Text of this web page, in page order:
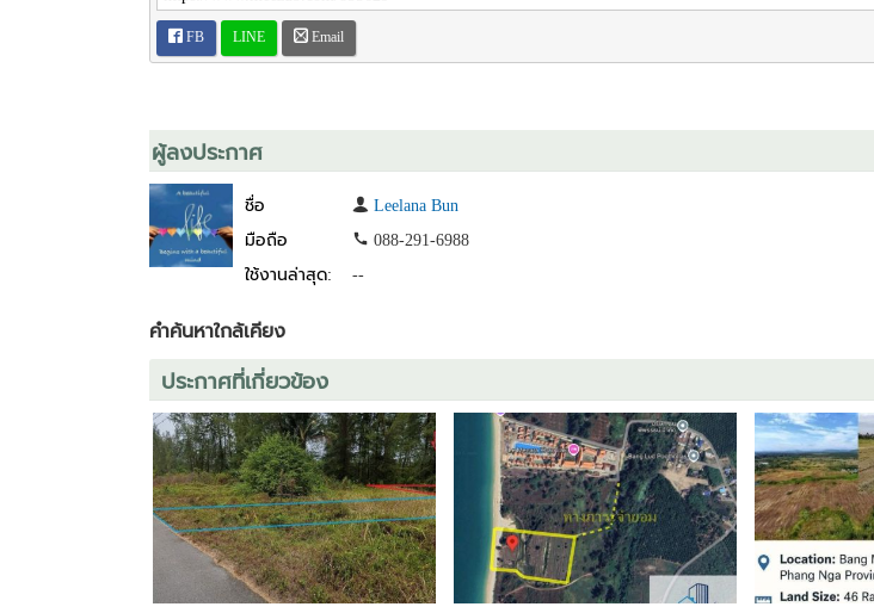
FB LINE Email
ผู้ลงประกาศ
ชื่อ
Leelana Bun
มือถือ
088-291-6988
ใช้งานล่าสุด:
--
คำค้นหาใกล้เคียง
ประกาศที่เกี่ยวข้อง